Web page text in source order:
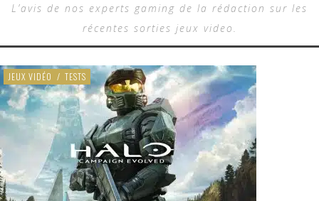
L’avis de nos experts gaming de la rédaction sur les
récentes sorties jeux video.
JEUX VIDÉO / TESTS